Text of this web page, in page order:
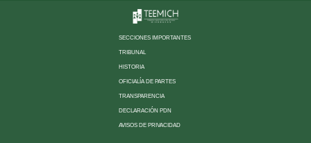
SECCIONES IMPORTANTES
TRIBUNAL
HISTORIA
OFICIALÍA DE PARTES
TRANSPARENCIA
DECLARACIÓN PDN
AVISOS DE PRIVACIDAD